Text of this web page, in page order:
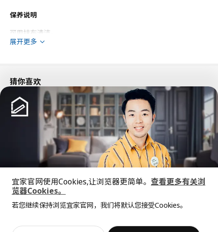
保养说明
可用抹布清洁。
设计师理念
对于书籍、海报、礼品包装和组装说明等产品，我们通常使用优质
纸，这是一种薄而光滑的纸，易于打印文字图案。优质纸也可以经
过处理，呈现光泽面或哑光面。原材料主要包括原生纸纤维，因为
使用再生纤维会导致纸张变脆和变得不稳定。
展开更多
猜你喜欢
SÅGMÄSTARE 索格麦斯
¥ 599.00
BAGGEBO 巴格布
¥¥ 99.99
抱歉，该商品在所选地区暂时缺货。价格透明，设计专业，现货供应
宜家官网使用Cookies,让浏览器更简单。 查看更多有关浏
览器Cookies。
若您继续保持浏览宜家官网，我们将默认您接受Cookies。